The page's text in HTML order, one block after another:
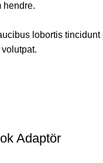
hendre.
lobortis
Adaptör